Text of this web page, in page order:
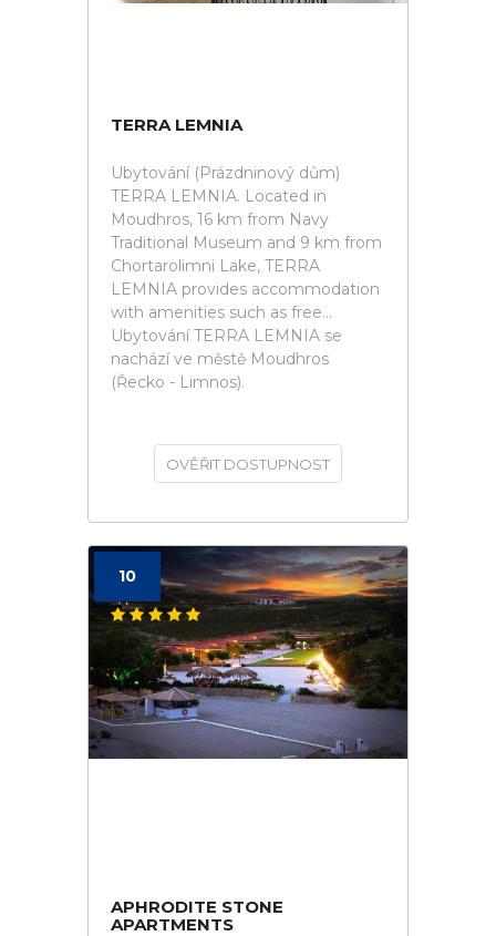
TERRA LEMNIA
Ubytování (Prázdninový dům)
TERRA LEMNIA. Located in
Moudhros, 16 km from Navy
Traditional Museum and 9 km from
Chortarolimni Lake, TERRA
LEMNIA provides accommodation
with amenities such as free...
Ubytování TERRA LEMNIA se
nachází ve městě Moudhros
(Řecko - Limnos).
OVĚŘIT DOSTUPNOST
10
APHRODITE STONE
APARTMENTS